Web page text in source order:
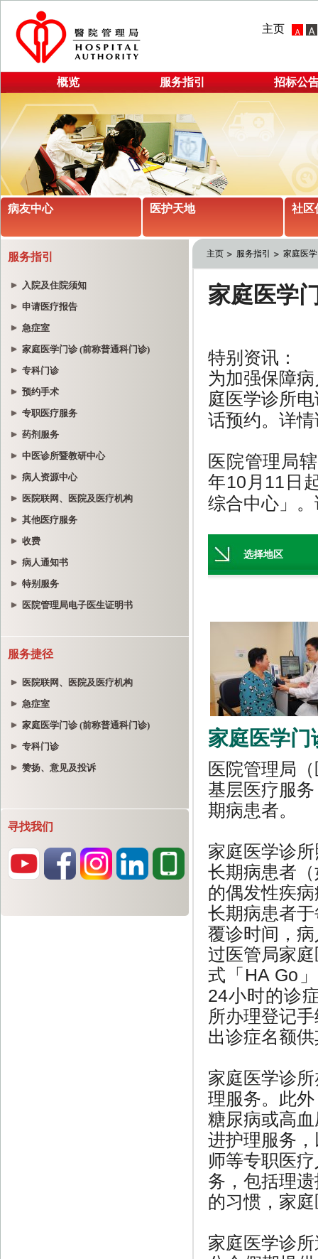
主页
概览 服务指引 招标公
病友中心 医护天地 社区
服务指引
入院及住院须知
申请医疗报告
急症室
家庭医学门诊 (前称普通科门诊)
专科门诊
预约手术
专职医疗服务
药剂服务
中医诊所暨教研中心
病人资源中心
医院联网、医院及医疗机构
其他医疗服务
收费
病人通知书
特别服务
医院管理局电子医生证明书
服务捷径
医院联网、医院及医疗机构
急症室
家庭医学门诊 (前称普通科门诊)
专科门诊
赞扬、意见及投诉
寻找我们
主页 服务指引 家庭医